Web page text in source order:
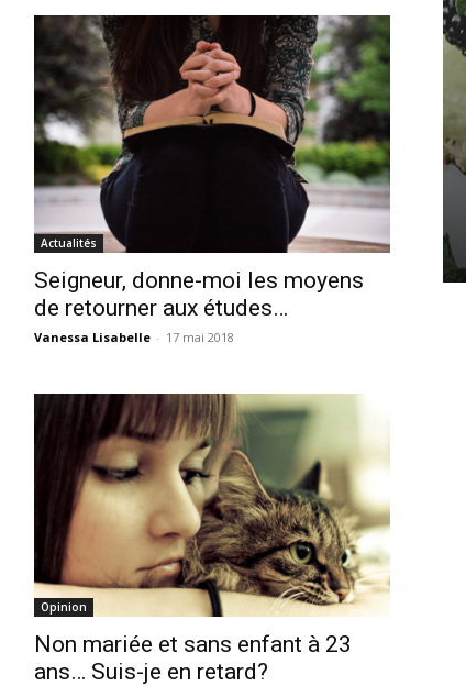
Actualités
Seigneur, donne-moi les moyens
de retourner aux études…
Vanessa Lisabelle - 17 mai 2018
Opinion
Non mariée et sans enfant à 23
ans… Suis-je en retard?